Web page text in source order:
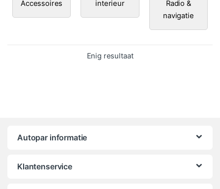
Accessoires interieur
Radio &
navigatie
Enig resultaat
Autopar informatie
Klantenservice